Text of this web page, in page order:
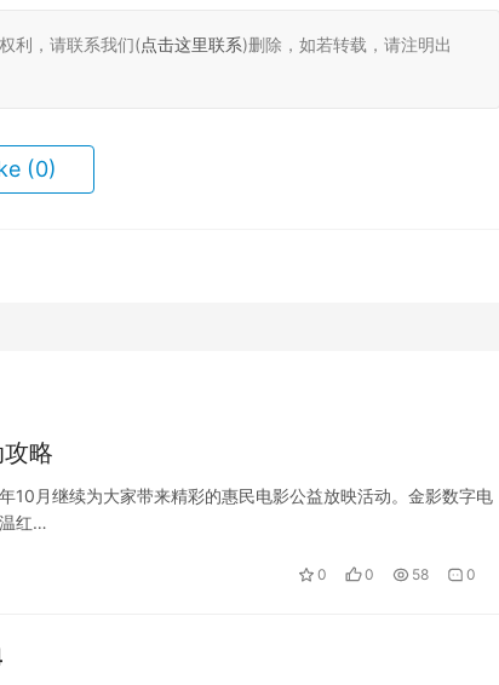
利，请联系我们(点击这里联系)删除，如若转载，请注明出
(0)
略
10月继续为大家带来精彩的惠民电影公益放映活动。金影数字电
红…
0 0 58 0